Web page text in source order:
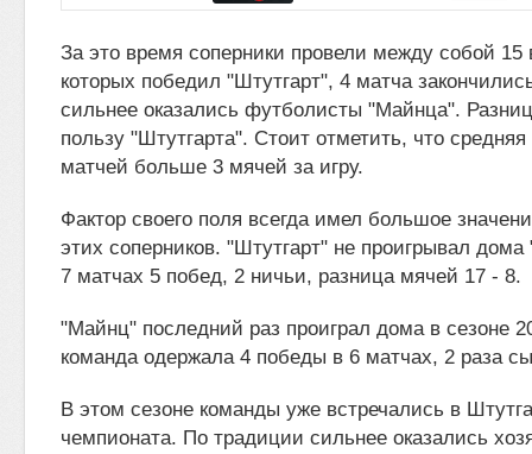
За это время соперники провели между собой 15
которых победил "Штутгарт", 4 матча
сильнее оказались футболисты "Майнца".
пользу "Штутгарта". Стоит отметить, что средняя
матчей больше 3 мячей за игру.
Фактор своего поля всегда имел большое
этих соперников. "Штутгарт" не проигрывал
7 матчах 5 побед, 2 ничьи, разница мячей 17 - 8.
"Майнц" последний раз проиграл дома в сезоне
команда одержала 4 победы в 6 матчах, 2 раза
В этом сезоне команды уже встречались в
чемпионата. По традиции сильнее оказались